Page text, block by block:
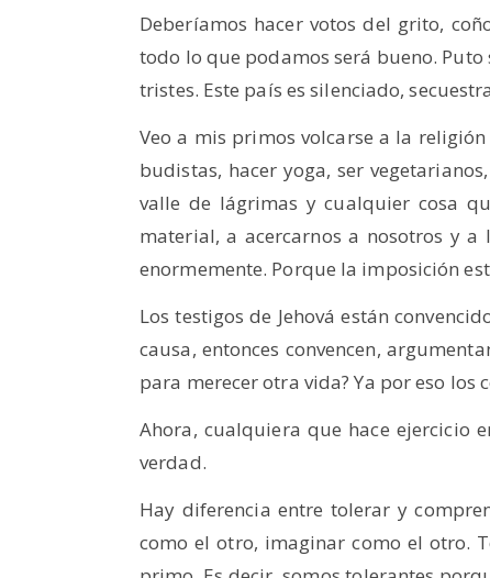
Deberíamos hacer votos del grito,
todo lo que podamos será bueno.
tristes. Este país es silenciado,
Veo a mis primos volcarse a la
budistas, hacer yoga, ser
valle de lágrimas y cualquier cosa
material, a acercarnos a nosotros y
enormemente. Porque la imposición
Los testigos de Jehová están
causa, entonces convencen,
para merecer otra vida? Ya por eso los
Ahora, cualquiera que hace ejercicio
verdad.
Hay diferencia entre tolerar y
como el otro, imaginar como el otro.